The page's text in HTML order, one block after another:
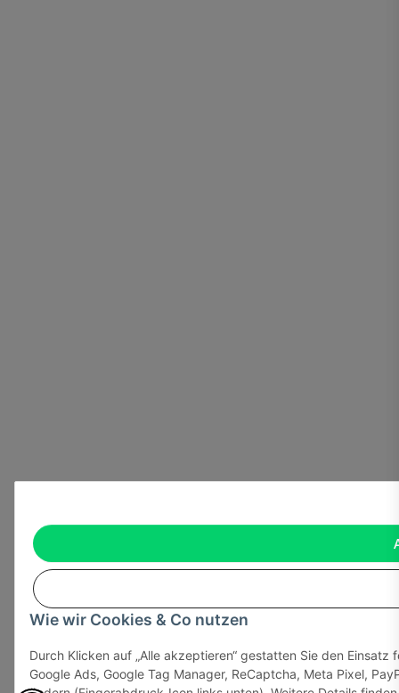
Wie wir Cookies & Co nutzen
Durch Klicken auf „Alle akzeptieren“ gestatten Sie den
Google Ads, Google Tag Manager, ReCaptcha, Meta Pixel,